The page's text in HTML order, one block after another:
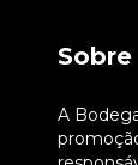
Sobre
A